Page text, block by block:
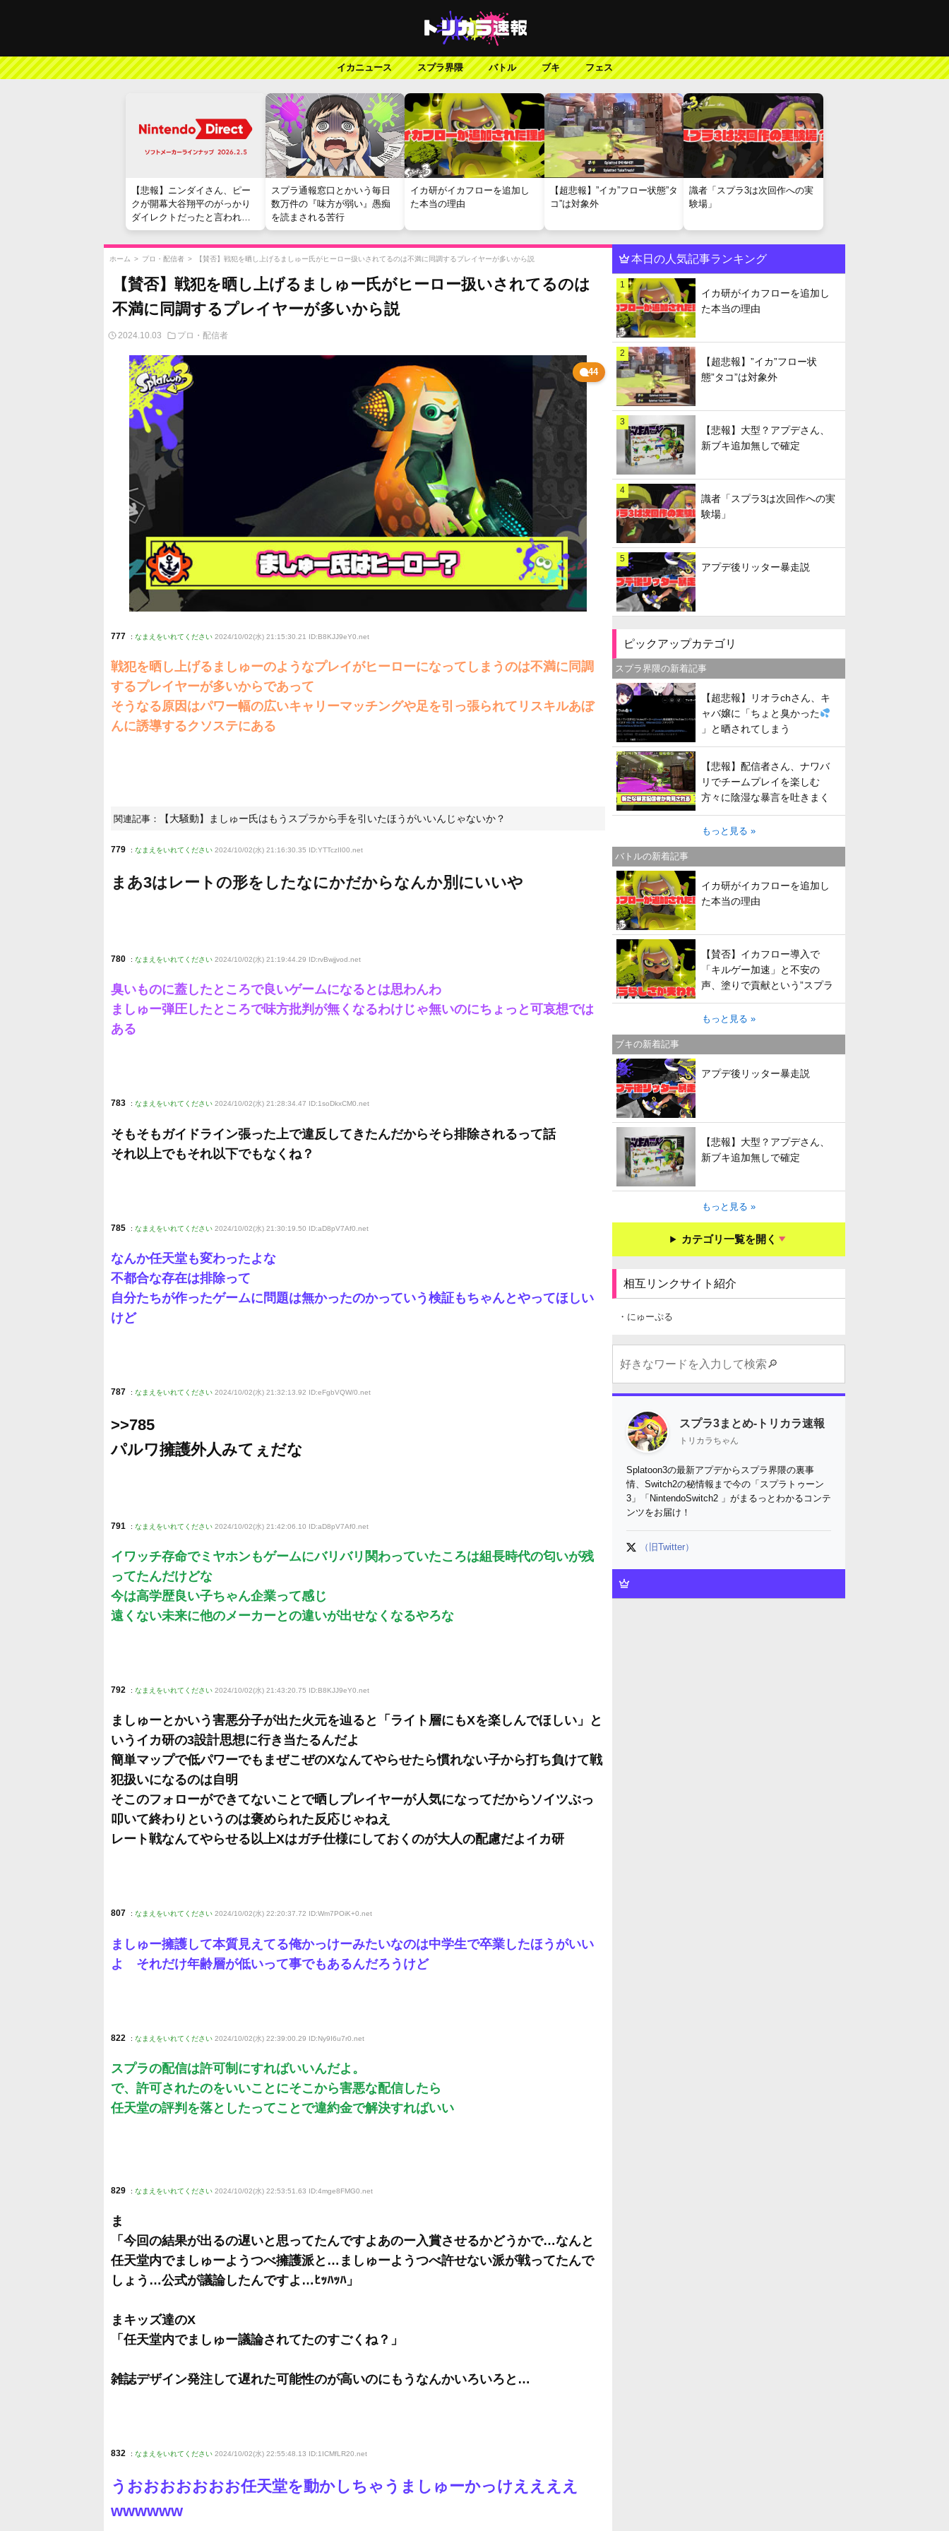
イカニュース スプラ界隈 バトル ブキ フェス
【悲報】ニンダイさん、ピー
クが開幕大谷翔平のがっかり
ダイレクトだったと言われて
しまう
スプラ通報窓口とかいう毎日
数万件の『味方が弱い』愚痴
を読まされる苦行
イカ研がイカフローを追加し
た本当の理由
【超悲報】”イカ”フロー状態”タ
コ”は対象外
識者「スプラ3は次回作への実
験場」
ホーム > プロ・配信者 > 【賛否】戦犯を晒し上げるましゅー氏がヒーロー扱いされてるのは不満に同調するプレイヤーが多いから説
【賛否】戦犯を晒し上げるましゅー氏がヒーロー扱いされてるのは
不満に同調するプレイヤーが多いから説
2024.10.03 プロ・配信者
44
777 : なまえをいれてください 2024/10/02(水) 21:15:30.21 ID:B8KJJ9eY0 .net
戦犯を晒し上げるましゅーのようなプレイがヒーローになってしまうのは不満に同調
するプレイヤーが多いからであって
そうなる原因はパワー幅の広いキャリーマッチングや足を引っ張られてリスキルあぼ
んに誘導するクソステにある
関連記事： 【大騒動】ましゅー氏はもうスプラから手を引いたほうがいいんじゃないか？
779 : なまえをいれてください 2024/10/02(水) 21:16:30.35 ID:YTTczII00 .net
まあ3はレートの形をしたなにかだからなんか別にいいや
780 : なまえをいれてください 2024/10/02(水) 21:19:44.29 ID:rvBwjjvod.net
臭いものに蓋したところで良いゲームになるとは思わんわ
ましゅー弾圧したところで味方批判が無くなるわけじゃ無いのにちょっと可哀想では
ある
783 : なまえをいれてください 2024/10/02(水) 21:28:34.47 ID:1soDkxCM0.net
そもそもガイドライン張った上で違反してきたんだからそら排除されるって話
それ以上でもそれ以下でもなくね？
785 : なまえをいれてください 2024/10/02(水) 21:30:19.50 ID:aD8pV7Af0 .net
なんか任天堂も変わったよな
不都合な存在は排除って
自分たちが作ったゲームに問題は無かったのかっていう検証もちゃんとやってほしい
けど
787 : なまえをいれてください 2024/10/02(水) 21:32:13.92 ID:eFgbVQW/0 .net
>>785
パルワ擁護外人みてぇだな
791 : なまえをいれてください 2024/10/02(水) 21:42:06.10 ID:aD8pV7Af0 .net
イワッチ存命でミヤホンもゲームにバリバリ関わっていたころは組長時代の匂いが残
ってたんだけどな
今は高学歴良い子ちゃん企業って感じ
遠くない未来に他のメーカーとの違いが出せなくなるやろな
792 : なまえをいれてください 2024/10/02(水) 21:43:20.75 ID:B8KJJ9eY0 .net
ましゅーとかいう害悪分子が出た火元を辿ると「ライト層にもXを楽しんでほしい」と
いうイカ研の3設計思想に行き当たるんだよ
簡単マップで低パワーでもまぜこぜのXなんてやらせたら慣れない子から打ち負けて戦
犯扱いになるのは自明
そこのフォローができてないことで晒しプレイヤーが人気になってだからソイツぶっ
叩いて終わりというのは褒められた反応じゃねえ
レート戦なんてやらせる以上Xはガチ仕様にしておくのが大人の配慮だよイカ研
807 : なまえをいれてください 2024/10/02(水) 22:20:37.72 ID:Wm7POiK+0.net
ましゅー擁護して本質見えてる俺かっけーみたいなのは中学生で卒業したほうがいい
よ それだけ年齢層が低いって事でもあるんだろうけど
822 : なまえをいれてください 2024/10/02(水) 22:39:00.29 ID:Ny9I6u7r0 .net
スプラの配信は許可制にすればいいんだよ。
で、許可されたのをいいことにそこから害悪な配信したら
任天堂の評判を落としたってことで違約金で解決すればいい
829 : なまえをいれてください 2024/10/02(水) 22:53:51.63 ID:4mge8FMG0 .net
ま
「今回の結果が出るの遅いと思ってたんですよあのー入賞させるかどうかで…なんと
任天堂内でましゅーようつべ擁護派と…ましゅーようつべ許せない派が戦ってたんで
しょう…公式が議論したんですよ…ﾋｯﾊｯﾊ」
まキッズ達のX
「任天堂内でましゅー議論されてたのすごくね？」
雑誌デザイン発注して遅れた可能性のが高いのにもうなんかいろいろと…
832 : なまえをいれてください 2024/10/02(水) 22:55:48.13 ID:1ICMfLR20 .net
うおおおおおおお任天堂を動かしちゃうましゅーかっけええええ
wwwwww
本日の人気記事ランキング
1
イカ研がイカフローを追加し
た本当の理由
2
【超悲報】”イカ”フロー状
態”タコ”は対象外
3
【悲報】大型？アプデさん、
新ブキ追加無しで確定
4
識者「スプラ3は次回作への実
験場」
5
アプデ後リッター暴走説
ピックアップカテゴリ
スプラ界隈の新着記事
【超悲報】リオラchさん、キ
ャバ嬢に「ちょと臭かった
」と晒されてしまう
【悲報】配信者さん、ナワバ
リでチームプレイを楽しむ
方々に陰湿な暴言を吐きまく
ってしまう
もっと見る »
バトルの新着記事
イカ研がイカフローを追加し
た本当の理由
【賛否】イカフロー導入で
「キルゲー加速」と不安の
声、塗りで貢献という”スプラ
らしさ”は失われてしまうのか
もっと見る »
ブキの新着記事
アプデ後リッター暴走説
【悲報】大型？アプデさん、
新ブキ追加無しで確定
もっと見る »
カテゴリ一覧を開く
相互リンクサイト紹介
・にゅーぷる
スプラ3まとめ-トリカラ速報
トリカラちゃん
Splatoon3の最新アプデからスプラ界隈の裏事
情、Switch2の秘情報まで今の「スプラトゥーン
3」「NintendoSwitch2 」がまるっとわかるコンテ
ンツをお届け！
（旧Twitter）